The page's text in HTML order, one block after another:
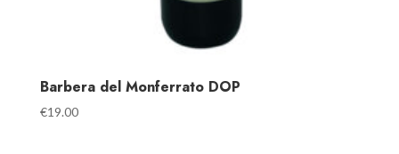
Barbera del Monferrato DOP
€19.00